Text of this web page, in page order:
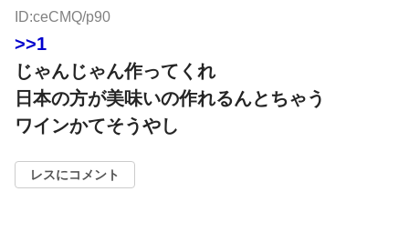
ID:ceCMQ/p90
>>1
じゃんじゃん作ってくれ
日本の方が美味いの作れるんとちゃう
ワインかてそうやし
レスにコメント